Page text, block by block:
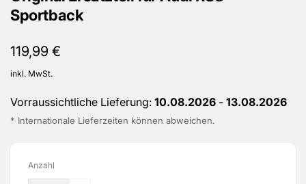
Sportback
Normaler
Preis
119,99 €
inkl. MwSt.
Vorraussichtliche Lieferung: 10.08.2026 - 13.08.2026
* Internationale Lieferzeiten können abweichen.
Anzahl